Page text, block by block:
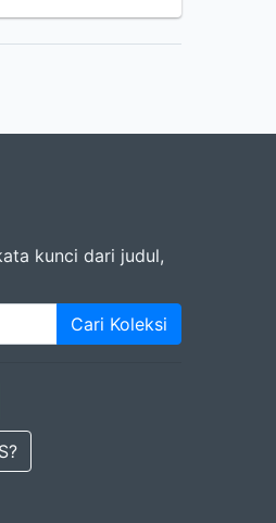
kunci dari judul,
Cari Koleksi